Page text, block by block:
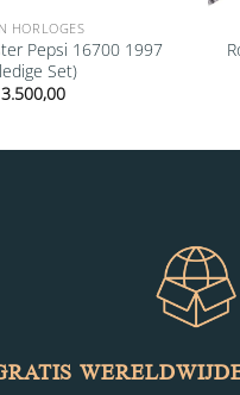
HORLOGES
Pepsi 16700 1997
Set)